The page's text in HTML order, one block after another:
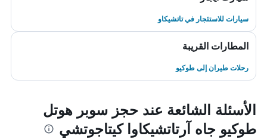
سيارات للاستئجار في تاتشيكاو
المطارات القريبة
رحلات طيران إلى طوكيو
الأسئلة الشائعة عند حجز سوبر هوتل
طوكيو جاه آرتاتشيكاوا كيتاجوتشي